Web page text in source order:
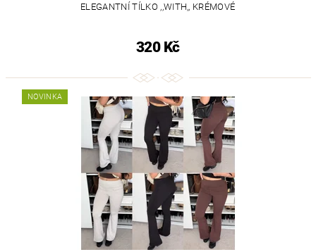
ELEGANTNÍ TÍLKO ,,WITH,, KRÉMOVÉ
320 Kč
NOVINKA